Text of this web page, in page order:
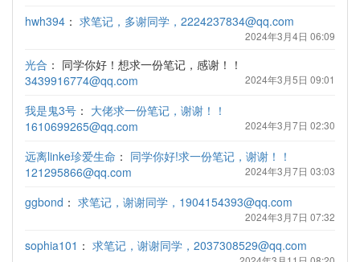
hwh394 ： 求笔记，多谢同学，2224237834@qq.com
2024年3月4日 06:09
光合 ： 同学你好！想求一份笔记，感谢！！
3439916774@qq.com
2024年3月5日 09:01
我是鬼3号 ： 大佬求一份笔记，谢谢！！
1610699265@qq.com
2024年3月7日 02:30
远离linke珍爱生命 ： 同学你好!求一份笔记，谢谢！！
121295866@qq.com
2024年3月7日 03:03
ggbond ： 求笔记，谢谢同学，1904154393@qq.com
2024年3月7日 07:32
sophia101 ： 求笔记，谢谢同学，2037308529@qq.com